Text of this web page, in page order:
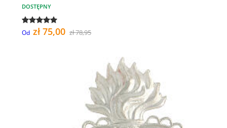
DOSTĘPNY
Od zł 75,00 zł 78,95